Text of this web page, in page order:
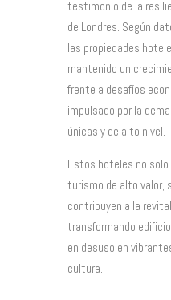
testimonio de la
de Londres. Según
las propiedades
mantenido un
frente a desafíos
impulsado por la
únicas y de alto nivel.
Estos hoteles no solo
turismo de alto valor,
contribuyen a la
transformando
en desuso en
cultura.